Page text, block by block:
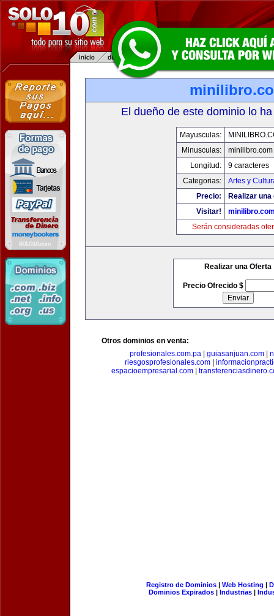
El dueño de este dominio lo
Mayusculas:
Minusculas:
minilibro.com
Longitud:
9 caracteres
Categorias:
Artes y
Precio:
Realizar
Visitar!
Serán consideradas
Realizar una Oferta
Precio Ofrecido $
Otros dominios en venta:
profesionales.com.pa
guiasanjuan.com
riesgosprofesionales.com
espacioempresarial.com
Registro de Dominios| Web Hosting |
Dominios Expirados | Industrias |